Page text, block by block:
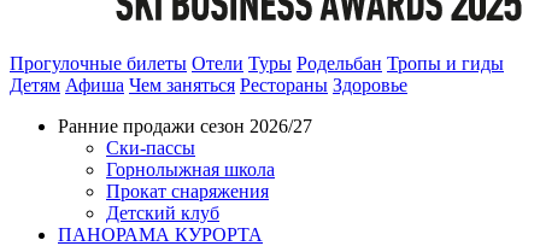
Прогулочные билеты Отели Туры Родельбан Тропы и гиды
Детям Афиша Чем заняться Рестораны Здоровье
Ранние продажи сезон 2026/27
Ски-пассы
Горнолыжная школа
Прокат снаряжения
Детский клуб
ПАНОРАМА КУРОРТА